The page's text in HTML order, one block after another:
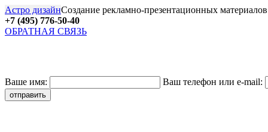
Астро дизайнСоздание рекламно-презентационных материалов
+7 (495) 776-50-40
ОБРАТНАЯ СВЯЗЬ
Ваше имя: Ваш телефон или e-mail: